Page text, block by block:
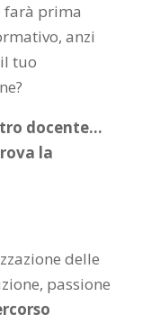
farà prima
anzi
tuo
docente…
la
delle
passione